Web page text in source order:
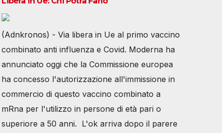
(Adnkronos) - Via libera in Ue al primo vaccino
combinato anti influenza e Covid. Moderna ha
annunciato oggi che la Commissione europea
ha concesso l'autorizzazione all'immissione in
commercio di questo vaccino combinato a
mRna per l'utilizzo in persone di età pari o
superiore a 50 anni. L'ok arriva dopo il parere